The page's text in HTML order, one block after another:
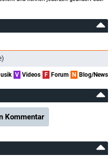
V Videos F Forum N Blog/News
Kommentar